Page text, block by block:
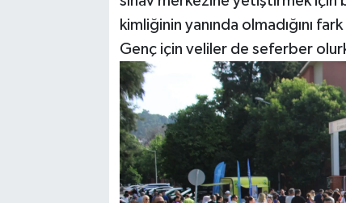
kimliğinin yanında olmadığını
Genç için veliler de seferber